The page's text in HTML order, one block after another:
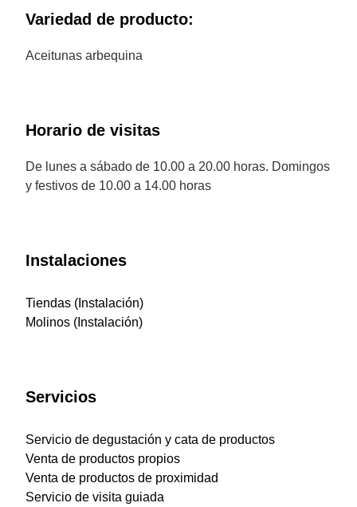
Variedad de producto:
Aceitunas arbequina
Horario de visitas
De lunes a sábado de 10.00 a 20.00 horas. Domingos
y festivos de 10.00 a 14.00 horas
Instalaciones
Tiendas (Instalación)
Molinos (Instalación)
Servicios
Servicio de degustación y cata de productos
Venta de productos propios
Venta de productos de proximidad
Servicio de visita guiada